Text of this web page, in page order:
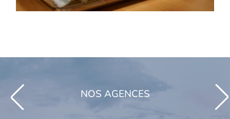
NOS AGENCES